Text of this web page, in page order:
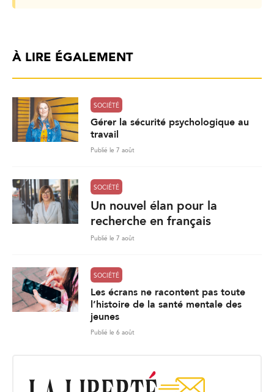
À LIRE ÉGALEMENT
SOCIÉTÉ
Gérer la sécurité psychologique au
travail
Publié le 7 août
SOCIÉTÉ
Un nouvel élan pour la
recherche en français
Publié le 7 août
SOCIÉTÉ
Les écrans ne racontent pas toute
l’histoire de la santé mentale des
jeunes
Publié le 6 août